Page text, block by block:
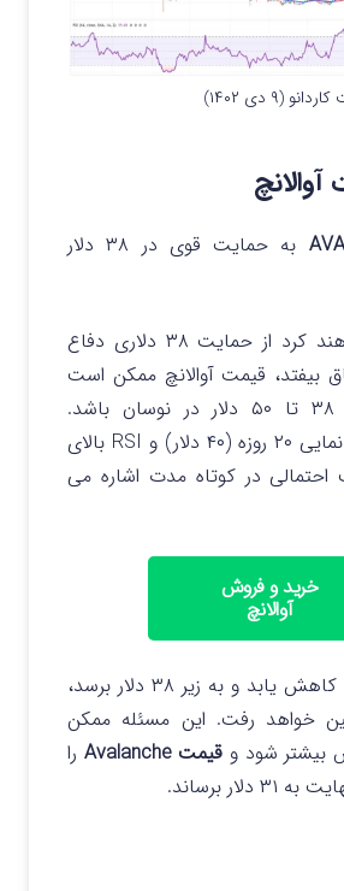
(۹ دی ۱۴۰۲)
به حمایت قوی در ۳۸ دلار
گاوها سعی خواهند کرد از حمایت ۳۸ دلاری دفاع
بیفتد، قیمت آوالانچ ممکن است
برای مدتی بین ۳۸ تا ۵۰ دلار در نوسان باشد.
میانگین متحرک نمایی ۲۰ روزه (۴۰ دلار) و RSI بالای
احتمالی در کوتاه مدت اشاره می
خرید و فروش
آوالانچ
کاهش یابد و به زیر ۳۸ دلار برسد،
خواهد رفت. این مسئله ممکن
شود و قیمت Avalanche
را